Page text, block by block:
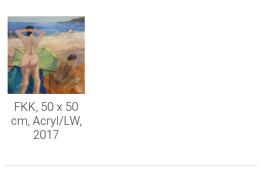
FKK, 50 x 50
cm, Acryl/LW,
2017